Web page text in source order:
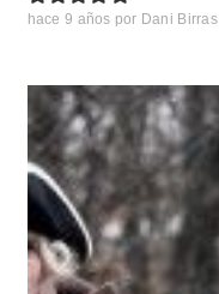
hace 9 años por Dani Birras